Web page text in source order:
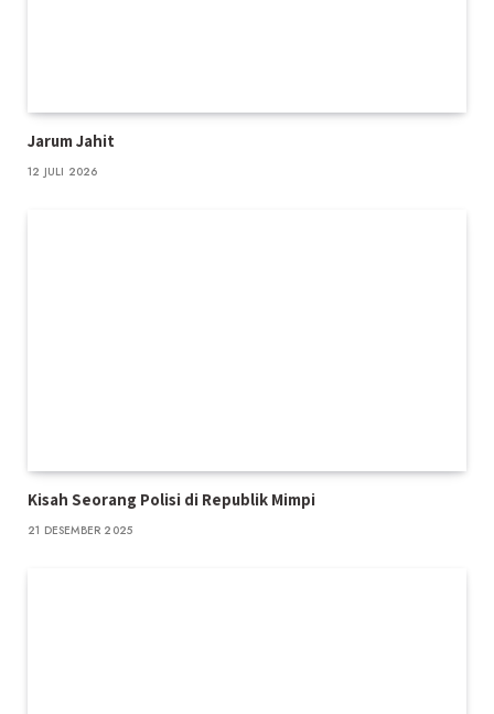
Jarum Jahit
12 JULI 2026
Kisah Seorang Polisi di Republik Mimpi
21 DESEMBER 2025